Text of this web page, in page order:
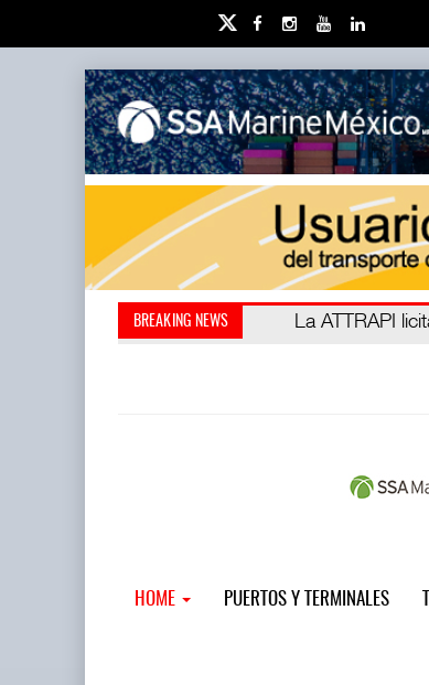
BREAKING NEWS IT-ANÁLISIS:
La ATTRAPI
HOME PUERTOS Y TERMINALES